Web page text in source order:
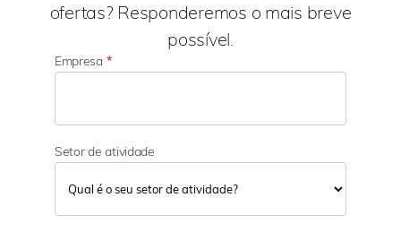
ofertas? Responderemos o mais breve
possível.
Empresa *
Setor de atividade